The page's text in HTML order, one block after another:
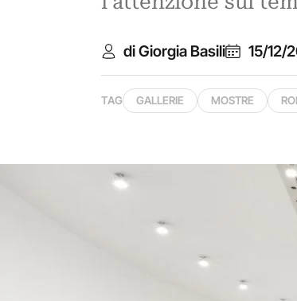
di Giorgia Basili 15/12/
TAG GALLERIE MOSTRE